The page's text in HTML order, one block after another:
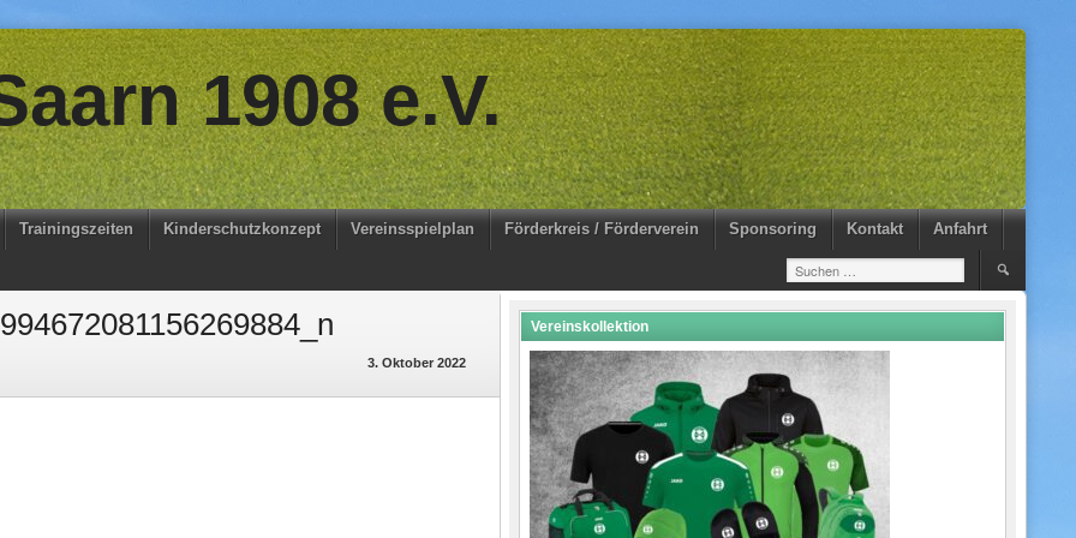
1908 e.V.
Trainingszeiten Kinderschutzkonzept Vereinsspielplan Förderkreis / Förderverein Sponsoring Kontakt Anfahrt
Suchen
3. Oktober 2022
Vereinskollektion